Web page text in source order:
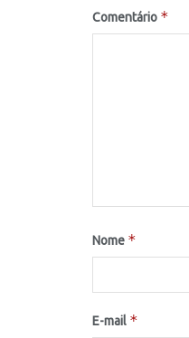
Comentário *
Nome *
E-mail *